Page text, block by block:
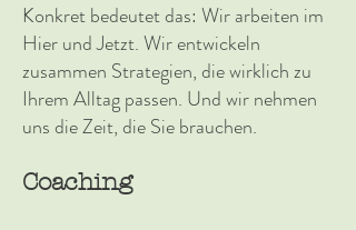
Konkret bedeutet das: Wir arbeiten im
Hier und Jetzt. Wir entwickeln
zusammen Strategien, die wirklich zu
Ihrem Alltag passen. Und wir nehmen
uns die Zeit, die Sie brauchen.
Coaching